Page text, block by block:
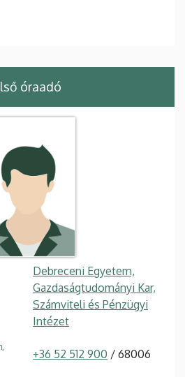
óraadó
Debreceni Egyetem,
Gazdaságtudományi Kar,
Számviteli és Pénzügyi
Intézet
+36 52 512 900 / 68006